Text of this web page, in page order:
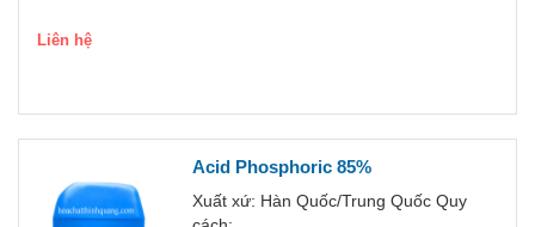
Liên hệ
Acid Phosphoric 85%
Xuất xứ: Hàn Quốc/Trung Quốc Quy